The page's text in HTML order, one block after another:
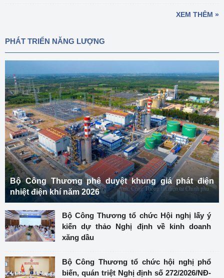
XEM THÊM »
PHÁT TRIỂN NĂNG LƯỢNG
Bộ Công Thương phê duyệt khung giá phát điện
nhiệt điện khí năm 2026
Bộ Công Thương tổ chức Hội nghị lấy ý
kiến dự thảo Nghị định về kinh doanh
xăng dầu
Bộ Công Thương tổ chức hội nghị phổ
biến, quán triệt Nghị định số 272/2026/NĐ-